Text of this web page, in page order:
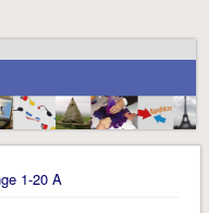
1-20 A